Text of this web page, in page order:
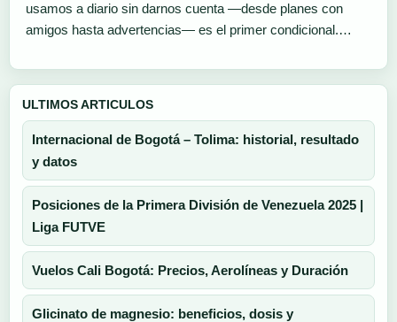
usamos a diario sin darnos cuenta —desde planes con
amigos hasta advertencias— es el primer condicional.…
ULTIMOS ARTICULOS
Internacional de Bogotá – Tolima: historial, resultado
y datos
Posiciones de la Primera División de Venezuela 2025 |
Liga FUTVE
Vuelos Cali Bogotá: Precios, Aerolíneas y Duración
Glicinato de magnesio: beneficios, dosis y